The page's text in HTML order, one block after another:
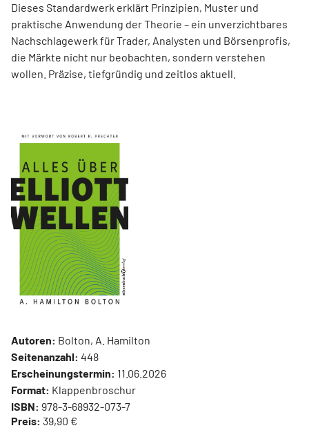
Dieses Standardwerk erklärt Prinzipien, Muster und
praktische Anwendung der Theorie – ein unverzichtbares
Nachschlagewerk für Trader, Analysten und Börsenprofis,
die Märkte nicht nur beobachten, sondern verstehen
wollen. Präzise, tiefgründig und zeitlos aktuell.
Autoren: Bolton, A. Hamilton
Seitenanzahl: 448
Erscheinungstermin: 11.06.2026
Format: Klappenbroschur
ISBN: 978-3-68932-073-7
Preis: 39,90 €